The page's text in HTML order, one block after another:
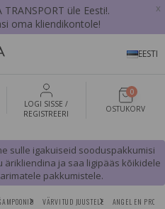
üle Eesti!.
oma kliendikontole!
x
EESTI
LOGI SISSE /
REGISTREERI
0
OSTUKORV
sulle igakuiseid sooduspakkumisi
ja saa ligipääs kõikidele
pakkumistele.
VÄRVITUD JUUSTELE ANGEL EN